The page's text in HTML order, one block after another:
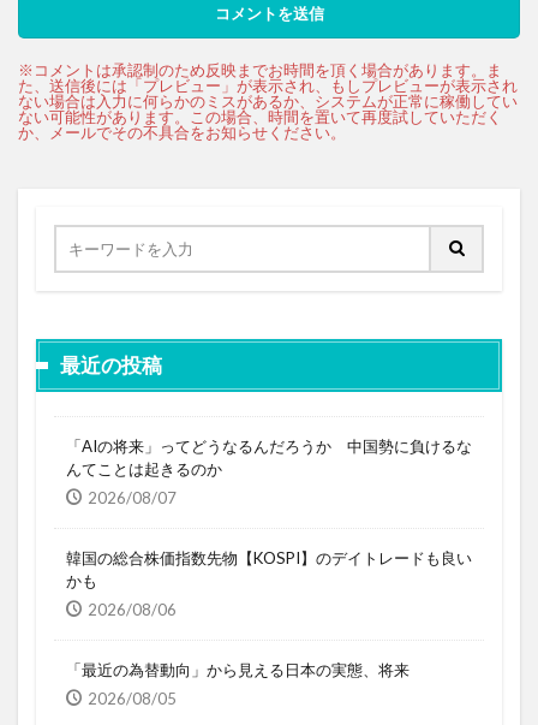
最近の投稿
「AIの将来」ってどうなるんだろうか 中国勢に負けるな
んてことは起きるのか
2026/08/07
韓国の総合株価指数先物【KOSPI】のデイトレードも良い
かも
2026/08/06
「最近の為替動向」から見える日本の実態、将来
2026/08/05